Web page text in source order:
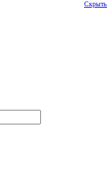
Скрыть